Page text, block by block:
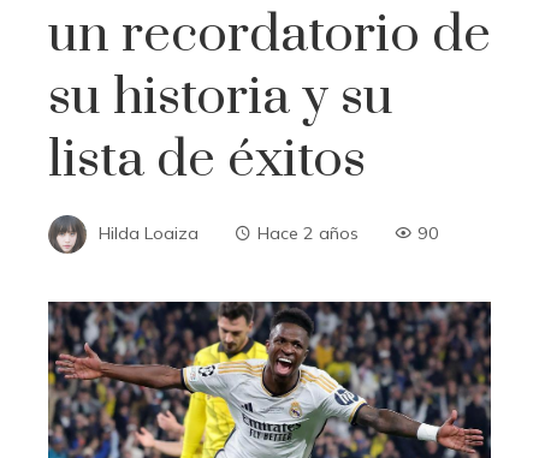
un recordatorio de
su historia y su
lista de éxitos
Hilda Loaiza Hace 2 años 90